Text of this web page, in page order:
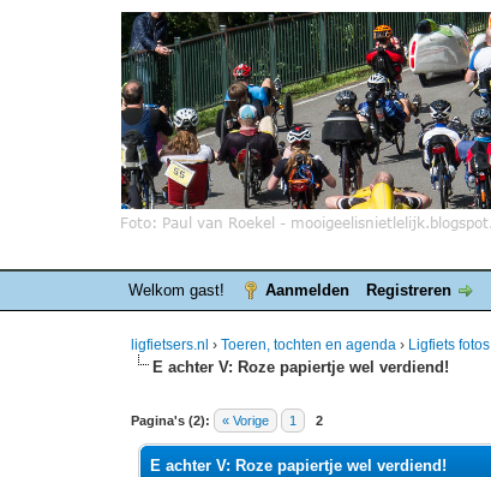
Welkom gast! Aanmelden Registreren
ligfietsers.nl ›Toeren, tochten en agenda › Ligfiets fotos
E achter V: Roze papiertje wel verdiend!
Pagina's (2): « Vorige 1 2
1 stemmen - gemiddelde waardering is 5
1
2
3
4
5
E achter V: Roze papiertje wel verdiend!